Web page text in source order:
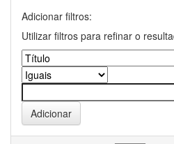
Adicionar filtros:
Utilizar filtros para refinar o